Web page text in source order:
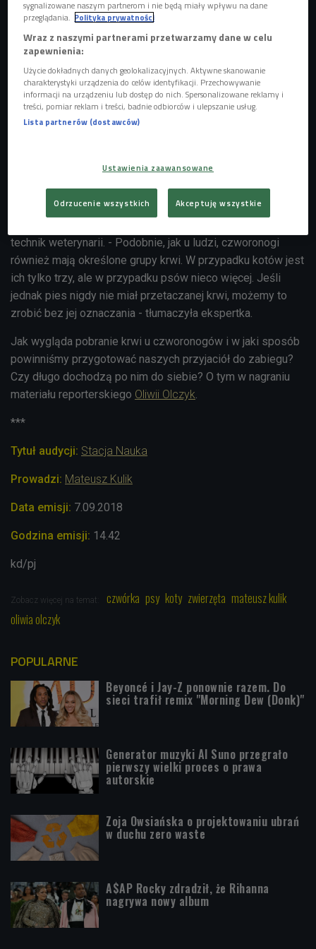
- Krwiodawcami mogą być zwierzęta, które ukończyły
pierwszy rok życia, są w pełni zdrowe, szczepione i ważą
technik weterynarii. - Podobnie, jak u ludzi, czworonogi
również mają określone grupy krwi. W przypadku kotów jest
ich tylko trzy, ale w przypadku psów nieco więcej. Jeśli
jednak pies nigdy nie miał przetaczanej krwi, możemy to
zrobić bez jej oznaczania - tłumaczyła ekspertka.
Jak wygląda pobranie krwi u czworonogów i w jaki sposób
powinniśmy przygotować naszych przyjaciół do zabiegu?
Czy długo dochodzą po nim do siebie? O tym w nagraniu
materiału reporterskiego Oliwii Olczyk.
***
Tytuł audycji: Stacja Nauka
Prowadzi: Mateusz Kulik
Data emisji: 7.09.2018
Godzina emisji: 14.42
kd/pj
Zobacz więcej na temat: czwórka psy koty zwierzęta mateusz kulik
oliwia olczyk
POPULARNE
Beyoncé i Jay-Z ponownie razem. Do
sieci trafił remix "Morning Dew (Donk)"
Generator muzyki AI Suno przegrało
pierwszy wielki proces o prawa
autorskie
Zoja Owsiańska o projektowaniu ubrań
w duchu zero waste
A$AP Rocky zdradził, że Rihanna
nagrywa nowy album
sygnalizowane naszym partnerom i nie będą miały wpływu na dane
przeglądania. Polityka prywatności
Wraz z naszymi partnerami przetwarzamy dane w celu
zapewnienia:
Użycie dokładnych danych geolokalizacyjnych. Aktywne skanowanie
charakterystyki urządzenia do celów identyfikacji. Przechowywanie
informacji na urządzeniu lub dostęp do nich. Spersonalizowane reklamy i
treści, pomiar reklam i treści, badnie odbiorców i ulepszanie usług.
Lista partnerów (dostawców)
Ustawienia zaawansowane
Odrzucenie wszystkich Akceptuję wszystkie